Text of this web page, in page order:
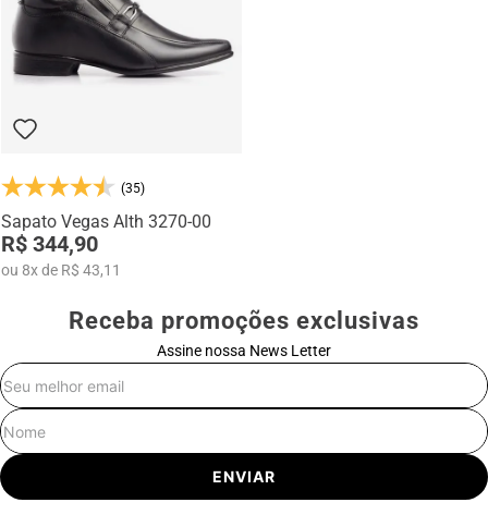
(35)
Sapato Vegas Alth 3270-00
R$ 344,90
ou 8xde R$ 43,11
Receba promoções exclusivas
Assine nossa News Letter
ENVIAR